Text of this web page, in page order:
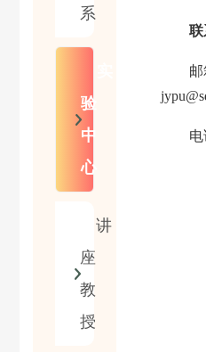
系
验
中
心
讲
座
教
授
联
邮
电